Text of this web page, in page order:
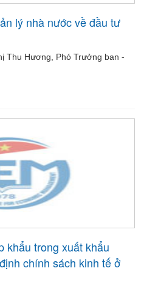
lý nhà nước về đầu tư
Thu Hương, Phó Trưởng ban -
khẩu trong xuất khẩu
chính sách kinh tế ở